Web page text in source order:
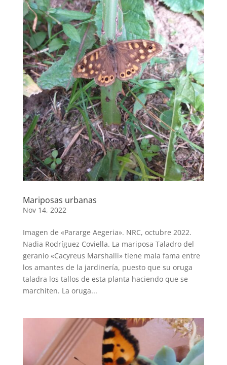
Mariposas urbanas
Nov 14, 2022
Imagen de «Pararge Aegeria». NRC, octubre 2022.
Nadia Rodríguez Coviella. La mariposa Taladro del
geranio «Cacyreus Marshalli» tiene mala fama entre
los amantes de la jardinería, puesto que su oruga
taladra los tallos de esta planta haciendo que se
marchiten. La oruga...